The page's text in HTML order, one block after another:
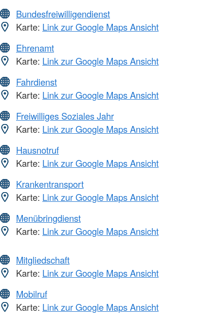
Bundesfreiwilligendienst
Karte: Link zur Google Maps Ansicht
Ehrenamt
Karte: Link zur Google Maps Ansicht
Fahrdienst
Karte: Link zur Google Maps Ansicht
Freiwilliges Soziales Jahr
Karte: Link zur Google Maps Ansicht
Hausnotruf
Karte: Link zur Google Maps Ansicht
Krankentransport
Karte: Link zur Google Maps Ansicht
Menübringdienst
Karte: Link zur Google Maps Ansicht
Mitgliedschaft
Karte: Link zur Google Maps Ansicht
Mobilruf
Karte: Link zur Google Maps Ansicht